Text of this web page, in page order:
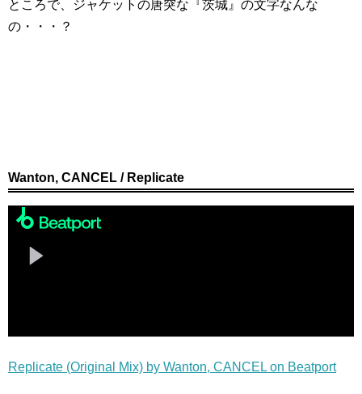
ところで、ジャケットの唐突な『茨城』の文字なんな
の・・・？
Wanton, CANCEL / Replicate
Replicate (Original Mix) by Wanton, CANCEL on Beatport